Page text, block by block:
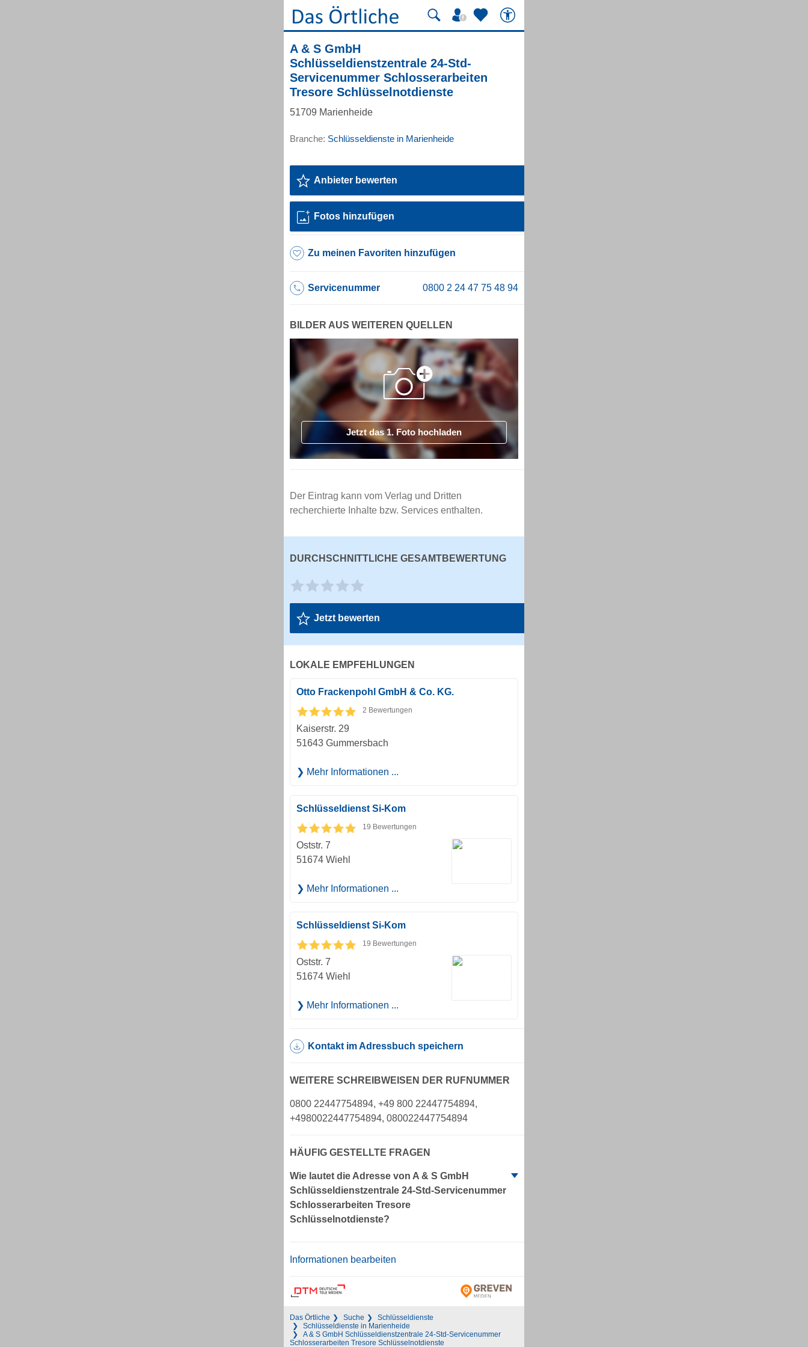
A & S GmbH
Schlüsseldienstzentrale 24-Std-
Servicenummer Schlosserarbeiten
Tresore Schlüsselnotdienste
51709 Marienheide
Branche: Schlüsseldienste in Marienheide
Anbieter bewerten
Fotos hinzufügen
Zu meinen Favoriten hinzufügen
Servicenummer
BILDER AUS WEITEREN QUELLEN
Jetzt das 1. Foto hochladen
Der Eintrag kann vom Verlag und Dritten
recherchierte Inhalte bzw. Services enthalten.
DURCHSCHNITTLICHE GESAMTBEWERTUNG
Jetzt bewerten
LOKALE EMPFEHLUNGEN
Otto Frackenpohl GmbH & Co. KG.
2 Bewertungen
Kaiserstr. 29
51643 Gummersbach
Mehr Informationen ...
Schlüsseldienst Si-Kom
19 Bewertungen
Oststr. 7
51674 Wiehl
Mehr Informationen ...
Schlüsseldienst Si-Kom
19 Bewertungen
Oststr. 7
51674 Wiehl
Mehr Informationen ...
Kontakt im Adressbuch speichern
WEITERE SCHREIBWEISEN DER RUFNUMMER
0800 22447754894, +49 800 22447754894,
+4980022447754894, 080022447754894
HÄUFIG GESTELLTE FRAGEN
Wie lautet die Adresse von A & S GmbH
Schlüsseldienstzentrale 24-Std-Servicenummer
Schlosserarbeiten Tresore
Schlüsselnotdienste?
Informationen bearbeiten
Das Örtliche Suche
Schlüsseldienste
Schlüsseldienste in Marienheide
A & S GmbH Schlüsseldienstzentrale 24-Std-Servicenummer
Schlosserarbeiten Tresore Schlüsselnotdienste